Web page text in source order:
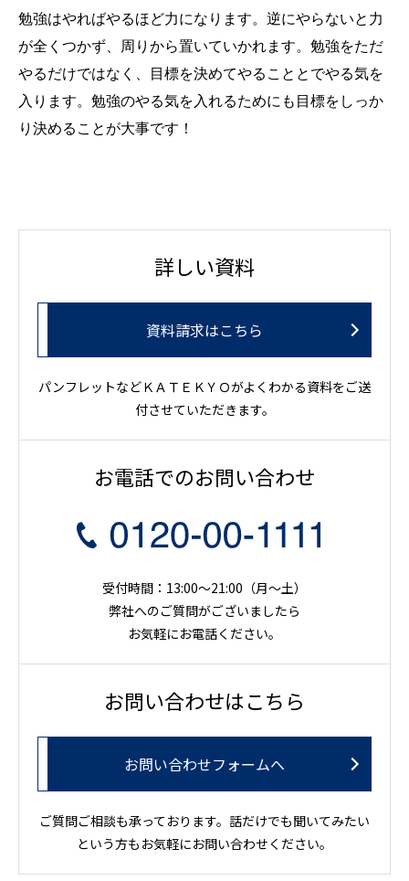
勉強はやればやるほど力になります。逆にやらないと力
が全くつかず、周りから置いていかれます。勉強をただ
やるだけではなく、目標を決めてやることとでやる気を
入ります。勉強のやる気を入れるためにも目標をしっか
り決めることが大事です！
詳しい資料
資料請求はこちら
パンフレットなどＫＡＴＥＫＹＯがよくわかる資料をご送
付させていただきます。
お電話でのお問い合わせ
受付時間：13:00～21:00（月〜土）
弊社へのご質問がございましたら
お気軽にお電話ください。
お問い合わせはこちら
お問い合わせフォームへ
ご質問ご相談も承っております。話だけでも聞いてみたい
という方もお気軽にお問い合わせください。